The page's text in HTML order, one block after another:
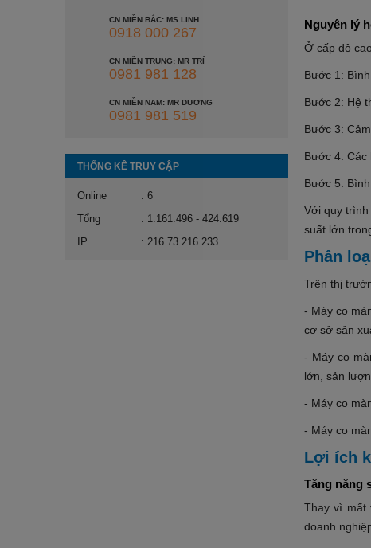
Nguyên lý
Ở cấp độ
Bước 1:
Bước 2: Hệ
Bước 3:
Bước 4: Các
Bước 5:
Với quy
suất lớn
Phân
Trên thị
- Máy co
cơ sở sản
- Máy co
lớn, sản
- Máy co
- Máy co
Lợi ích
Tăng năng
Thay vì mất
doanh
CN MIỀN BẮC: MS.LINH
0918 000 267
CN MIỀN TRUNG: MR TRÍ
0981 981 128
CN MIỀN NAM: MR DƯƠNG
0981 981 519
THỐNG KÊ TRUY CẬP
Online
: 6
Tổng
: 1.161.496 - 424.619
IP
: 216.73.216.233